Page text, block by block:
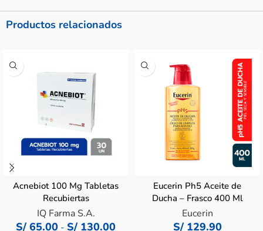
Productos relacionados
Acnebiot 100 Mg Tabletas
Recubiertas
IQ Farma S.A.
S/ 65.00 - S/ 130.00
Eucerin Ph5 Aceite de
Ducha – Frasco 400 Ml
Eucerin
S/129.90